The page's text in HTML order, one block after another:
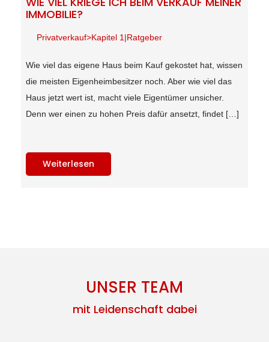
IMMOBILIE?
Privatverkauf>Kapitel 1|Ratgeber
Wie viel das eigene Haus beim Kauf gekostet hat, wissen
die meisten Eigenheimbesitzer noch. Aber wie viel das
Haus jetzt wert ist, macht viele Eigentümer unsicher.
Denn wer einen zu hohen Preis dafür ansetzt, findet […]
Weiterlesen
UNSER TEAM
mit Leidenschaft dabei